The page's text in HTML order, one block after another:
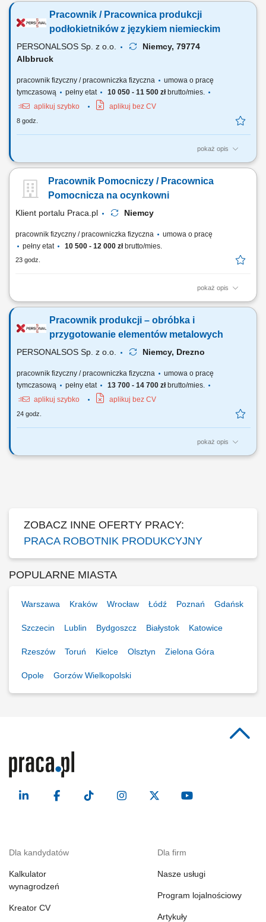
porządek i wsparcie bieżących prac na hali;
Pracownik / Pracownica produkcji
podłokietników z językiem niemieckim
PERSONALSOS Sp. z o.o.
Niemcy, 79774
Albbruck
pracownik fizyczny / pracowniczka fizyczna
umowa o pracę
tymczasową
pełny etat 10 050 - 11 500 złbrutto/mies.
aplikuj szybko
aplikuj bez CV
8 godz.
pokaż opis
Zadania: Praca przy produkcji elementów z pianki poliuretanowej W
wprowadzanie pianki do formy; wyjmowanie gotowych elementów z
form; napełnianie form pianką; kontrola koloru oraz jakości wyrobu
Pracownik Pomocniczy / Pracownica
Pomocnicza na ocynkowni
Klient portalu Praca.pl Niemcy
pracownik fizyczny / pracowniczka fizyczna
umowa o pracę
pełny etat
10 500 - 12 000 złbrutto/mies.
23 godz.
pokaż opis
Zawieszanie oraz ściąganie różnorodnych elementów metalowych przy
w tym szlifowania oraz polerowania powierzchni. Realizacja innych
bieżących zadań pomocniczych na terenie zakładu w zależności od
Pracownik produkcji – obróbka i
przygotowanie elementów metalowych
PERSONALSOS Sp. z o.o. Niemcy, Drezno
pracownik fizyczny / pracowniczka fizyczna
umowa o pracę
tymczasową
pełny etat 13 700 - 14 700 złbrutto/mies.
aplikuj szybko
aplikuj bez CV
24 godz.
pokaż opis
Opis stanowiska: przygotowywanie elementów metalowych do procesu
ZOBACZ INNE OFERTY PRACY:
PRACA ROBOTNIK PRODUKCYJNY
POPULARNE MIASTA
Warszawa Kraków Wrocław Łódź Poznań Gdańsk
Szczecin Lublin Bydgoszcz Białystok Katowice
Rzeszów Toruń Kielce Olsztyn Zielona Góra
Opole Gorzów Wielkopolski
Dla kandydatów
Kalkulator
wynagrodzeń
Kreator CV
Dla firm
Nasze usługi
Program lojalnościowy
Artykuły